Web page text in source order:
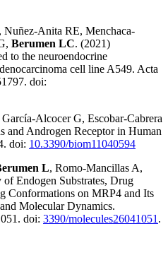
Anita RE, Menchaca-
Berumen LC. (2021)
to the neuroendocrine
cell line A549. Acta
doi:
Alcocer G, Escobar-Cabrera
and Androgen Receptor in Human
doi: 10.3390/biom11040594
L, Romo-Mancillas A,
Endogen Substrates, Drug
Conformations on MRP4 and Its
Molecular Dynamics.
doi: 3390/molecules26041051 .